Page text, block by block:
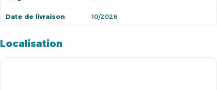
Date de livraison 10/2026
Localisation